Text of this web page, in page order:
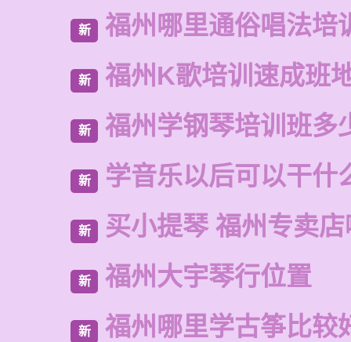
新 福州哪里通俗唱法培
新 福州K歌培训速成班
新 福州学钢琴培训班多
新 学音乐以后可以干什
新 买小提琴 福州专卖
新 福州大宇琴行位置
新 福州哪里学古筝比较